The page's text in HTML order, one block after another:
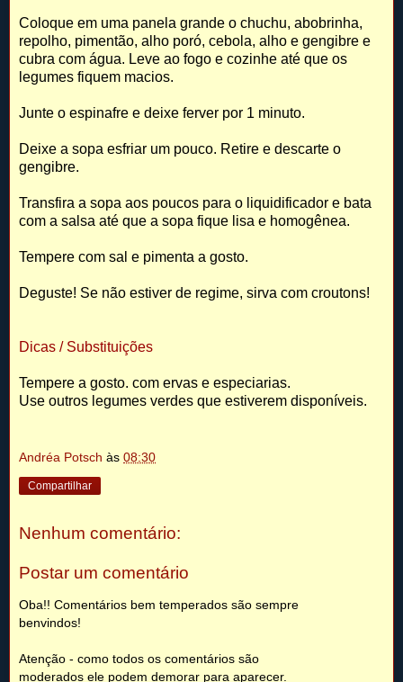
Coloque em uma panela grande o chuchu, abobrinha,
repolho, pimentão, alho poró, cebola, alho e gengibre e
cubra com água. Leve ao fogo e cozinhe até que os
legumes fiquem macios.
Junte o espinafre e deixe ferver por 1 minuto.
Deixe a sopa esfriar um pouco. Retire e descarte o
gengibre.
Transfira a sopa aos poucos para o liquidificador e bata
com a salsa até que a sopa fique lisa e homogênea.
Tempere com sal e pimenta a gosto.
Deguste! Se não estiver de regime, sirva com croutons!
Dicas / Substituições
Tempere a gosto. com ervas e especiarias.
Use outros legumes verdes que estiverem disponíveis.
Andréa Potsch às 08:30
Compartilhar
Nenhum comentário:
Postar um comentário
Oba!! Comentários bem temperados são sempre
benvindos!
Atenção - como todos os comentários são
moderados ele podem demorar para aparecer.